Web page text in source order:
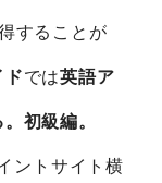
することが
ドでは英語ア
初級編。
ントサイト横